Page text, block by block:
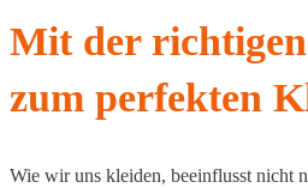
Mit der
zum perfekten
Wie wir uns kleiden, beeinflusst nicht